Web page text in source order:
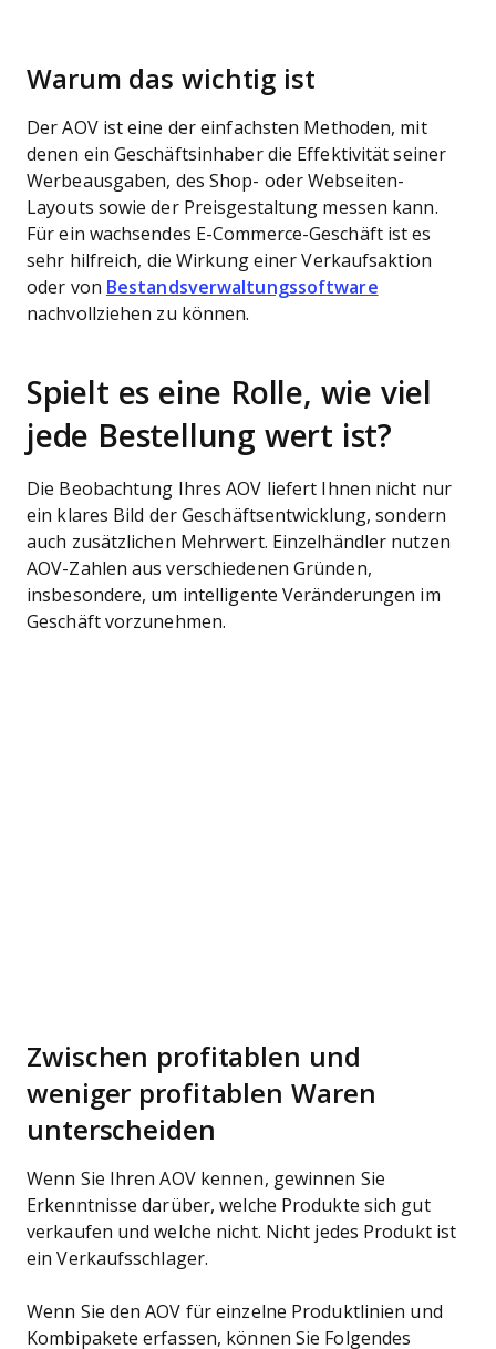
Warum das wichtig ist
Der AOV ist eine der einfachsten Methoden, mit
denen ein Geschäftsinhaber die Effektivität seiner
Werbeausgaben, des Shop- oder Webseiten-
Layouts sowie der Preisgestaltung messen kann.
Für ein wachsendes E-Commerce-Geschäft ist es
sehr hilfreich, die Wirkung einer Verkaufsaktion
oder von Bestandsverwaltungssoftware
nachvollziehen zu können.
Spielt es eine Rolle, wie viel
jede Bestellung wert ist?
Die Beobachtung Ihres AOV liefert Ihnen nicht nur
ein klares Bild der Geschäftsentwicklung, sondern
auch zusätzlichen Mehrwert. Einzelhändler nutzen
AOV-Zahlen aus verschiedenen Gründen,
insbesondere, um intelligente Veränderungen im
Geschäft vorzunehmen.
Zwischen profitablen und
weniger profitablen Waren
unterscheiden
Wenn Sie Ihren AOV kennen, gewinnen Sie
Erkenntnisse darüber, welche Produkte sich gut
verkaufen und welche nicht. Nicht jedes Produkt ist
ein Verkaufsschlager.
Wenn Sie den AOV für einzelne Produktlinien und
Kombipakete erfassen, können Sie Folgendes